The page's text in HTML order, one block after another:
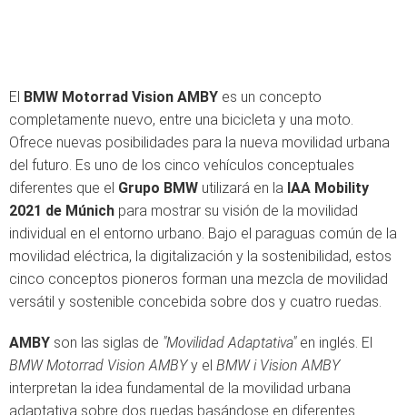
El BMW Motorrad Vision AMBY es un concepto
completamente nuevo, entre una bicicleta y una moto.
Ofrece nuevas posibilidades para la nueva movilidad urbana
del futuro. Es uno de los cinco vehículos conceptuales
diferentes que el Grupo BMW utilizará en la IAA Mobility
2021 de Múnich para mostrar su visión de la movilidad
individual en el entorno urbano. Bajo el paraguas común de la
movilidad eléctrica, la digitalización y la sostenibilidad, estos
cinco conceptos pioneros forman una mezcla de movilidad
versátil y sostenible concebida sobre dos y cuatro ruedas.
AMBY son las siglas de "Movilidad Adaptativa"en inglés. El
BMW Motorrad Vision AMBYy el BMW i Vision AMBY
interpretan la idea fundamental de la movilidad urbana
adaptativa sobre dos ruedas basándose en diferentes